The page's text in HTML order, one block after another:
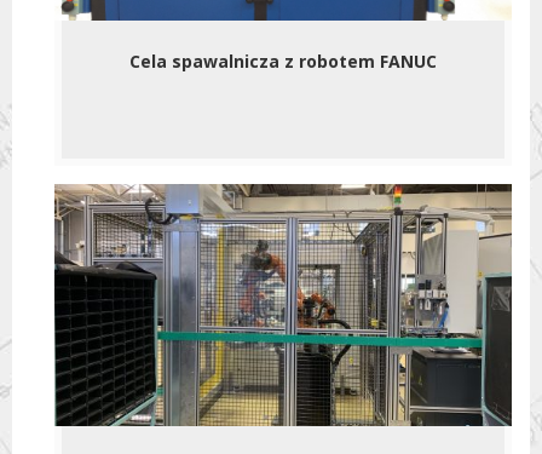
Cela spawalnicza z robotem FANUC